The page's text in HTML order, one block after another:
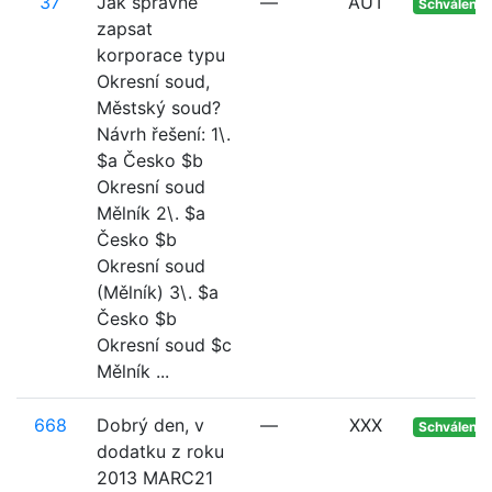
zapsat
korporace typu
Okresní soud,
Městský soud?
Návrh řešení: 1\.
$a Česko $b
Okresní soud
Mělník 2\. $a
Česko $b
Okresní soud
(Mělník) 3\. $a
Česko $b
Okresní soud $c
Mělník ...
Schváleno
668
Dobrý den, v
dodatku z roku
2013 MARC21
— XXX Schváleno